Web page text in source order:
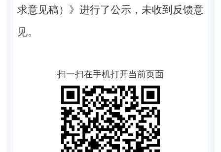
求意见稿）》进行了公示，未收到反馈意
见。
扫一扫在手机打开当前页面